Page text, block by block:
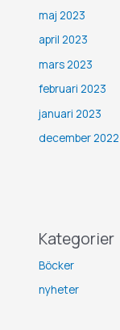
maj 2023
april 2023
mars 2023
februari 2023
januari 2023
december 2022
Kategorier
Böcker
nyheter